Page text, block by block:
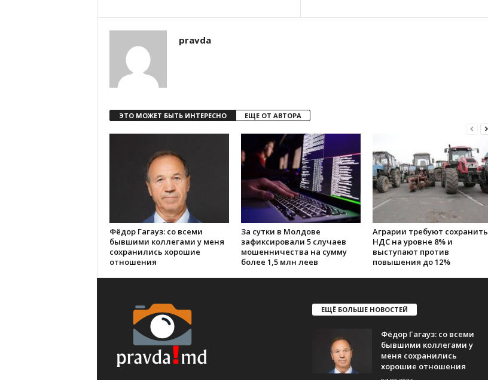
pravda
ЭТО МОЖЕТ БЫТЬ ИНТЕРЕСНО ЕЩЕ ОТ АВТОРА
Фёдор Гагауз: со всеми
бывшими коллегами у меня
сохранились хорошие
отношения
За сутки в Молдове
зафиксировали 5 случаев
мошенничества на сумму
более 1,5 млн леев
Аграрии требуют сохранить
НДС на уровне 8% и
выступают против
повышения до 12%
ЕЩЁ БОЛЬШЕ НОВОСТЕЙ
Фёдор Гагауз: со всеми
бывшими коллегами у
меня сохранились
хорошие отношения